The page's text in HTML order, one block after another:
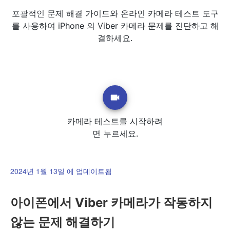
포괄적인 문제 해결 가이드와 온라인 카메라 테스트 도구
를 사용하여 iPhone 의 Viber 카메라 문제를 진단하고 해
결하세요.
카메라 테스트를 시작하려
면 누르세요.
2024년 1월 13일 에 업데이트됨
아이폰에서 Viber 카메라가 작동하지
않는 문제 해결하기